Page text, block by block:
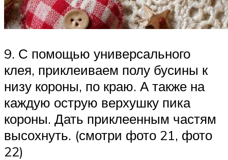
9. С помощью универсального
клея, приклеиваем полу бусины к
низу короны, по краю. А также на
каждую острую верхушку пика
короны. Дать приклеенным частям
высохнуть. (смотри фото 21, фото
22)